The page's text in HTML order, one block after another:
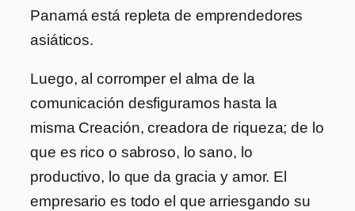
Panamá está repleta de emprendedores
asiáticos.
Luego, al corromper el alma de la
comunicación desfiguramos hasta la
misma Creación, creadora de riqueza; de lo
que es rico o sabroso, lo sano, lo
productivo, lo que da gracia y amor. El
empresario es todo el que arriesgando su